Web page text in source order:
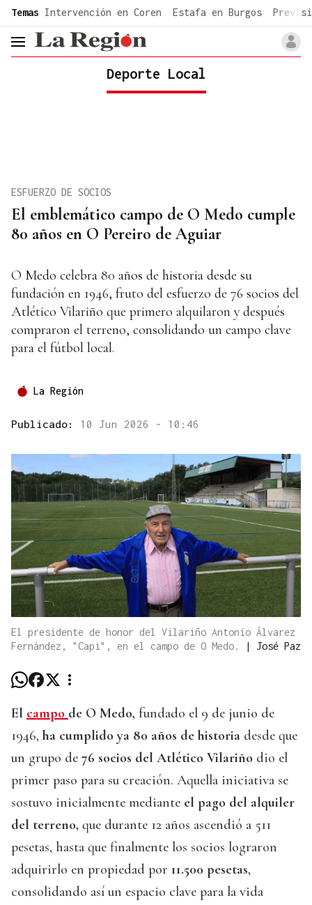
common.go-to-content
Temas Intervención en Coren Estafa en Burgos
header.menu.open
Deporte Local
El emblemático campo de O Medo cumple
80 años en O Pereiro de Aguiar
ESFUERZO DE SOCIOS
O Medo celebra 80 años de historia desde su
fundación en 1946, fruto del esfuerzo de 76 socios del
Atlético Vilariño que primero alquilaron y después
compraron el terreno, consolidando un campo clave
para el fútbol local.
La Región
Publicado: 10 Jun 2026 - 10:46
El presidente de honor del Vilariño Antonio Álvarez
Fernández, "Capi", en el campo de O Medo.
| José Paz
El campo de O Medo, fundado el 9 de junio de
1946, ha cumplido ya 80 años de historia desde que
un grupo de 76 socios del Atlético Vilariño dio el
primer paso para su creación. Aquella iniciativa se
sostuvo inicialmente mediante el pago del alquiler
del terreno, que durante 12 años ascendió a 511
pesetas, hasta que finalmente los socios lograron
adquirirlo en propiedad por 11.500 pesetas,
consolidando así un espacio clave para la vida